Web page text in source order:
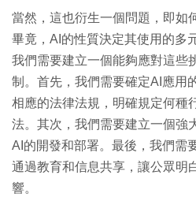
當然，這也衍生一個問題，即如
畢竟，AI的性質決定其使用的多
我們需要建立一個能夠應對這些
制。首先，我們需要確定AI應用
相應的法律法規，明確規定何種
法。其次，我們需要建立一個強
AI的開發和部署。最後，我們需
通過教育和信息共享，讓公眾明
響。